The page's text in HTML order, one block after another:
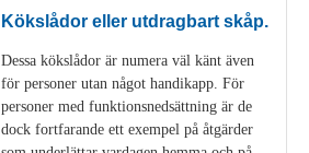
Kökslådor eller utdragbart skåp.
Dessa kökslådor är numera väl känt även
för personer utan något handikapp. För
personer med funktionsnedsättning är de
dock fortfarande ett exempel på åtgärder